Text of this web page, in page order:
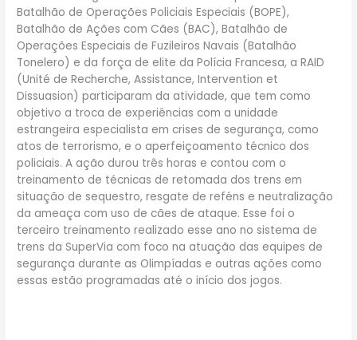
Batalhão de Operações Policiais Especiais (BOPE),
Batalhão de Ações com Cães (BAC), Batalhão de
Operações Especiais de Fuzileiros Navais (Batalhão
Tonelero) e da força de elite da Polícia Francesa, a RAID
(Unité de Recherche, Assistance, Intervention et
Dissuasion) participaram da atividade, que tem como
objetivo a troca de experiências com a unidade
estrangeira especialista em crises de segurança, como
atos de terrorismo, e o aperfeiçoamento técnico dos
policiais. A ação durou três horas e contou com o
treinamento de técnicas de retomada dos trens em
situação de sequestro, resgate de reféns e neutralização
da ameaça com uso de cães de ataque. Esse foi o
terceiro treinamento realizado esse ano no sistema de
trens da SuperVia com foco na atuação das equipes de
segurança durante as Olimpíadas e outras ações como
essas estão programadas até o início dos jogos.